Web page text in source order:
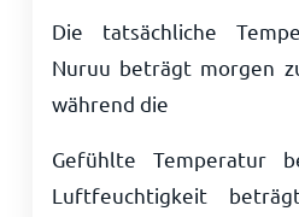
Die tatsächliche
Nuruu beträgt morgen
während die
Gefühlte Temperatur
Luftfeuchtigkeit